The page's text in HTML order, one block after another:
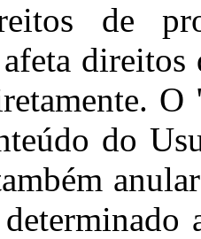
de
direitos
do